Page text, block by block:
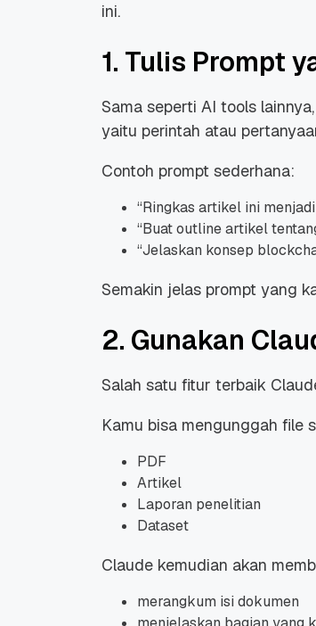
ini.
1. Tulis Prompt
Sama seperti AI tools
yaitu perintah atau
Contoh prompt sederhana:
“Ringkas artikel ini
“Buat outline artikel
“Jelaskan konsep
Semakin jelas prompt yang
2. Gunakan
Salah satu fitur terbaik
Kamu bisa mengunggah file
PDF
Artikel
Laporan penelitian
Dataset
Claude kemudian akan
merangkum isi dokumen